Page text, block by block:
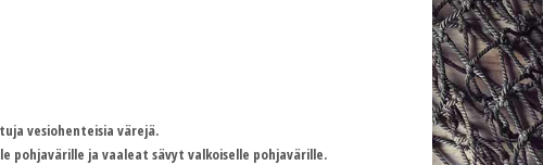
vesiohenteisia värejä.
pohjavärille ja vaaleat sävyt valkoiselle pohjavärille.